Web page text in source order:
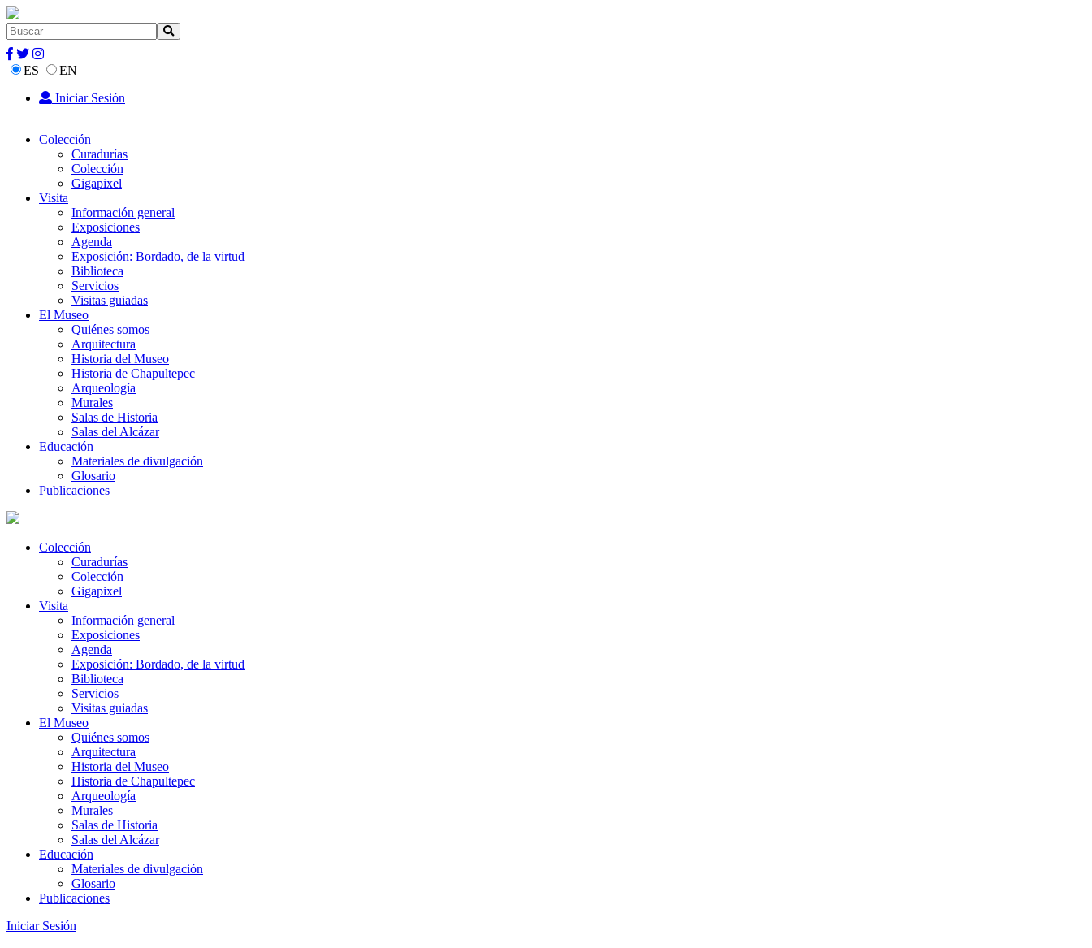
ES
EN
Iniciar Sesión
Colección
Curadurías
Colección
Gigapixel
Visita
Información general
Exposiciones
Agenda
Exposición: Bordado, de la virtud
Biblioteca
Servicios
Visitas guiadas
El Museo
Quiénes somos
Arquitectura
Historia del Museo
Historia de Chapultepec
Arqueología
Murales
Salas de Historia
Salas del Alcázar
Educación
Materiales de divulgación
Glosario
Publicaciones
Colección
Curadurías
Colección
Gigapixel
Visita
Información general
Exposiciones
Agenda
Exposición: Bordado, de la virtud
Biblioteca
Servicios
Visitas guiadas
El Museo
Quiénes somos
Arquitectura
Historia del Museo
Historia de Chapultepec
Arqueología
Murales
Salas de Historia
Salas del Alcázar
Educación
Materiales de divulgación
Glosario
Publicaciones
Iniciar Sesión